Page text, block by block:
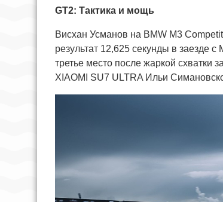
GT2: Тактика и мощь
Висхан Усманов на BMW M3
результат 12,625 секунды в заезде
третье место после жаркой схватки
XIAOMI SU7 ULTRA Ильи